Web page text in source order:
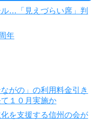
…「見えづらい席」判
年
ながの」の利用料金引き
１０月実施か
を支援する信州の会が